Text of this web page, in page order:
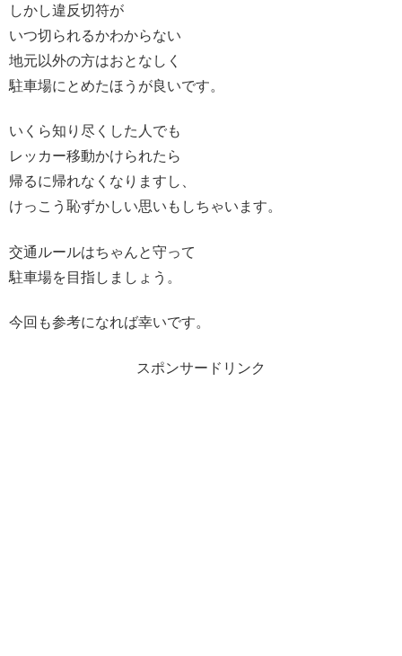
しかし違反切符が
いつ切られるかわからない
地元以外の方はおとなしく
駐車場にとめたほうが良いです。
いくら知り尽くした人でも
レッカー移動かけられたら
帰るに帰れなくなりますし、
けっこう恥ずかしい思いもしちゃいます。
交通ルールはちゃんと守って
駐車場を目指しましょう。
今回も参考になれば幸いです。
スポンサードリンク